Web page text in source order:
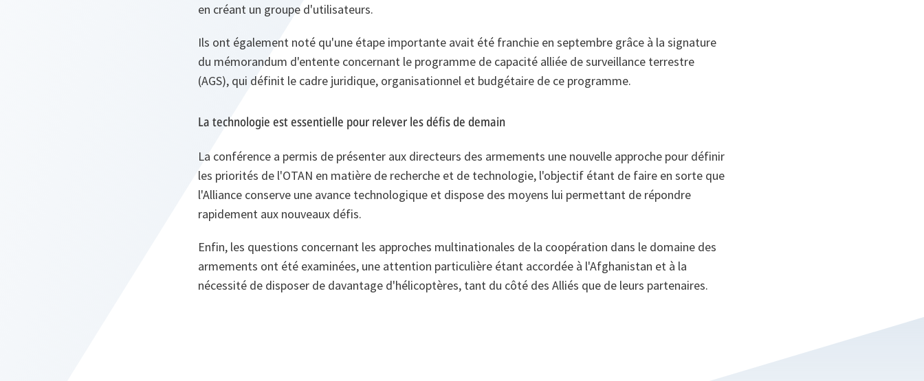
en créant un groupe d'utilisateurs.
Ils ont également noté qu'une étape importante avait été franchie en septembre grâce à la signature
du mémorandum d'entente concernant le programme de capacité alliée de surveillance terrestre
(AGS), qui définit le cadre juridique, organisationnel et budgétaire de ce programme.
La technologie est essentielle pour relever les défis de demain
La conférence a permis de présenter aux directeurs des armements une nouvelle approche pour définir
les priorités de l'OTAN en matière de recherche et de technologie, l'objectif étant de faire en sorte que
l'Alliance conserve une avance technologique et dispose des moyens lui permettant de répondre
rapidement aux nouveaux défis.
Enfin, les questions concernant les approches multinationales de la coopération dans le domaine des
armements ont été examinées, une attention particulière étant accordée à l'Afghanistan et à la
nécessité de disposer de davantage d'hélicoptères, tant du côté des Alliés que de leurs partenaires.